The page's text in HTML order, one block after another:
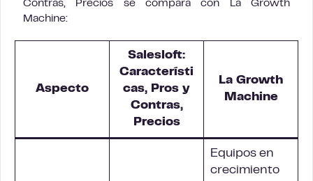
Contras, Precios se compara con La Growth
Machine:
Aspecto
Salesloft:
Característi
cas, Pros y
Contras,
Precios
La Growth
Machine
Equipos en
crecimiento